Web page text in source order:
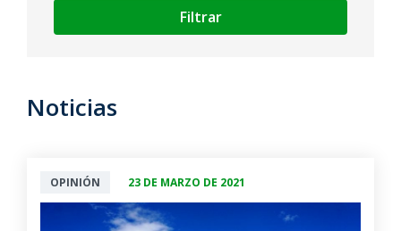
Filtrar
Noticias
OPINIÓN 23 DE MARZO DE 2021